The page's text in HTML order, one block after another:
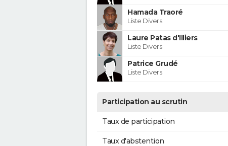
Hamada Traoré
Liste Divers
Laure Patas d'Illiers
Liste Divers
Patrice Grudé
Liste Divers
Participation au scrutin
Taux de participation
Taux d'abstention